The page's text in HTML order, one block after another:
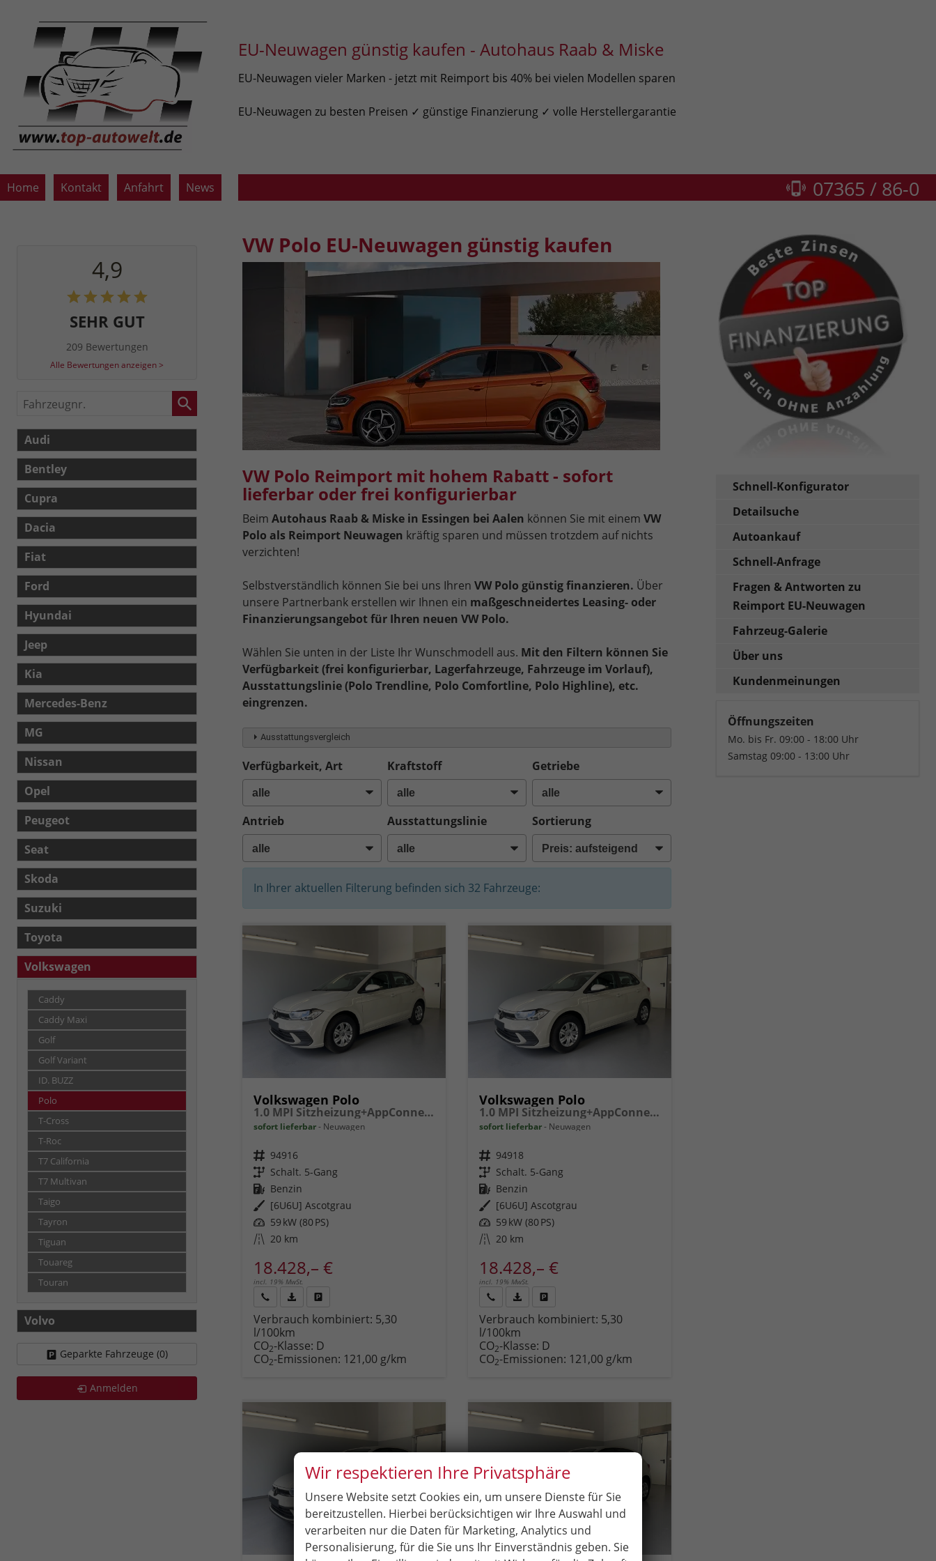
EU-Neuwagen günstig kaufen - Autohaus Raab & Miske
EU-Neuwagen vieler Marken - jetzt mit Reimport bis 40% bei vielen Modellen sparen
EU-Neuwagen zu besten Preisen ✓ günstige Finanzierung ✓ volle Herstellergarantie
Home Kontakt Anfahrt News 07365 / 86-0
VW Polo EU-Neuwagen günstig kaufen
VW Polo Reimport mit hohem Rabatt - sofort
lieferbar oder frei konfigurierbar
Beim Autohaus Raab & Miske in Essingen bei Aalen können Sie mit einem VW
Polo als Reimport Neuwagen kräftig sparen und müssen trotzdem auf nichts
verzichten!
Selbstverständlich können Sie bei uns Ihren VW Polo günstig finanzieren. Über
unsere Partnerbank erstellen wir Ihnen ein maßgeschneidertes Leasing- oder
Finanzierungsangebot für Ihren neuen VW Polo.
Wählen Sie unten in der Liste Ihr Wunschmodell aus. Mit den Filtern können Sie
Verfügbarkeit (frei konfigurierbar, Lagerfahrzeuge, Fahrzeuge im Vorlauf),
Ausstattungslinie (Polo Trendline, Polo Comfortline, Polo Highline), etc.
eingrenzen.
Ausstattungsvergleich
Verfügbarkeit, Art Kraftstoff Getriebe
Antrieb Ausstattungslinie Sortierung
In Ihrer aktuellen Filterung befinden sich 32 Fahrzeuge:
Volkswagen Polo
1.0 MPI Sitzheizung+AppConnect+PDC+LED+Touch+Lichtsensor+MultiLenkrad
sofort lieferbar Neuwagen
Fahrzeugnr. 94916
Getriebe Schalt. 5-Gang
Kraftstoff Benzin
Außenfarbe [6U6U] Ascotgrau
Leistung 59 kW (80 PS)
Kilometerstand 20 km
18.428,– €
incl. 19% MwSt.
anfordernDatei,
Fahrzeugexposé
drucken
drucken,
oder
vergleichen
Verbrauch kombiniert: 5,30
l/100km
CO2-Klasse: D
CO2-Emissionen: 121,00 g/km
Volkswagen Polo
1.0 MPI Sitzheizung+AppConnect+PDC+LED+Touch+Lichtsensor+MultiLenkrad
sofort lieferbar Neuwagen
Fahrzeugnr. 94918
Getriebe Schalt. 5-Gang
Kraftstoff Benzin
Außenfarbe [6U6U] Ascotgrau
Leistung 59 kW (80 PS)
Kilometerstand 20 km
18.428,– €
incl. 19% MwSt.
anfordernDatei,
Fahrzeugexposé
drucken
drucken,
oder
vergleichen
Verbrauch kombiniert: 5,30
l/100km
CO2-Klasse: D
CO2-Emissionen: 121,00 g/km
4,9
SEHR GUT
209 Bewertungen
Alle Bewertungen anzeigen >
Fahrzeugnr.
Audi
Bentley
Cupra
Dacia
Fiat
Ford
Hyundai
Jeep
Kia
Mercedes-Benz
MG
Nissan
Opel
Peugeot
Seat
Skoda
Suzuki
Toyota
Volkswagen
Caddy
Caddy Maxi
Golf
Golf Variant
ID. BUZZ
Polo
T-Cross
T-Roc
T7 California
T7 Multivan
Taigo
Tayron
Tiguan
Touareg
Touran
Volvo
Geparkte Fahrzeuge (0)
Anmelden
Schnell-Konfigurator
Detailsuche
Autoankauf
Schnell-Anfrage
Fragen & Antworten zu
Reimport EU-Neuwagen
Fahrzeug-Galerie
Über uns
Kundenmeinungen
Öffnungszeiten
Mo. bis Fr. 09:00 - 18:00 Uhr
Samstag 09:00 - 13:00 Uhr
Wir respektieren Ihre Privatsphäre
Unsere Website setzt Cookies ein, um unsere Dienste für Sie
bereitzustellen. Hierbei berücksichtigen wir Ihre Auswahl und
verarbeiten nur die Daten für Marketing, Analytics und
Personalisierung, für die Sie uns Ihr Einverständnis geben. Sie